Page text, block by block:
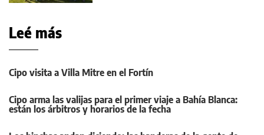
Leé más
Cipo visita a Villa Mitre en el Fortín
Cipo arma las valijas para el primer viaje a Bahía Blanca:
están los árbitros y horarios de la fecha